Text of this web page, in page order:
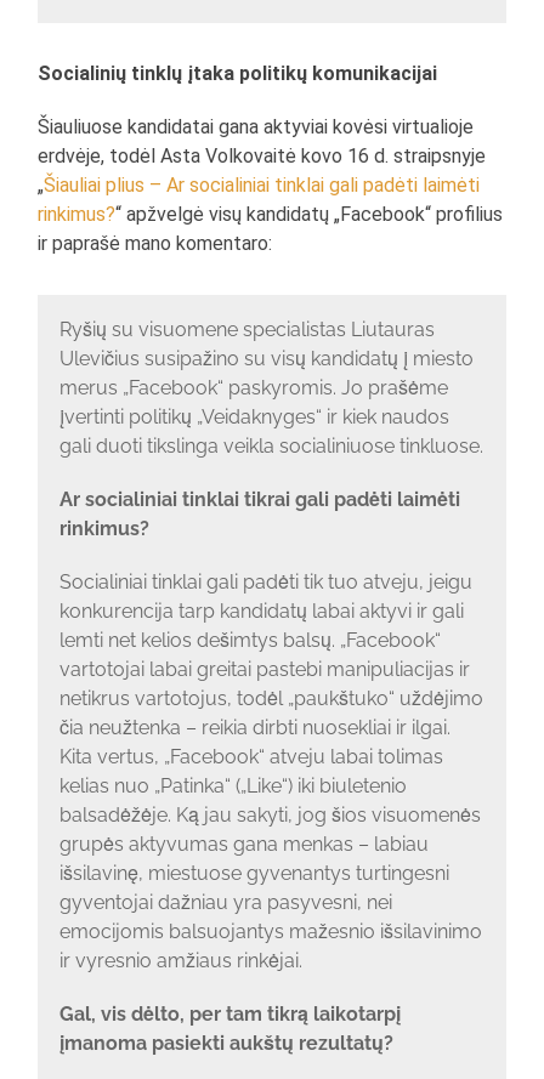
Socialinių tinklų įtaka politikų komunikacijai
Šiauliuose kandidatai gana aktyviai kovėsi virtualioje
erdvėje, todėl Asta Volkovaitė kovo 16 d. straipsnyje
„Šiauliai plius – Ar socialiniai tinklai gali padėti laimėti
rinkimus?“ apžvelgė visų kandidatų „Facebook“ profilius
ir paprašė mano komentaro:
Ryšių su visuomene specialistas Liutauras
Ulevičius susipažino su visų kandidatų į miesto
merus „Facebook“ paskyromis. Jo prašėme
įvertinti politikų „Veidaknyges“ ir kiek naudos
gali duoti tikslinga veikla socialiniuose tinkluose.
Ar socialiniai tinklai tikrai gali padėti laimėti
rinkimus?
Socialiniai tinklai gali padėti tik tuo atveju, jeigu
konkurencija tarp kandidatų labai aktyvi ir gali
lemti net kelios dešimtys balsų. „Facebook“
vartotojai labai greitai pastebi manipuliacijas ir
netikrus vartotojus, todėl „paukštuko“ uždėjimo
čia neužtenka – reikia dirbti nuosekliai ir ilgai.
Kita vertus, „Facebook“ atveju labai tolimas
kelias nuo „Patinka“ („Like“) iki biuletenio
balsadėžėje. Ką jau sakyti, jog šios visuomenės
grupės aktyvumas gana menkas – labiau
išsilavinę, miestuose gyvenantys turtingesni
gyventojai dažniau yra pasyvesni, nei
emocijomis balsuojantys mažesnio išsilavinimo
ir vyresnio amžiaus rinkėjai.
Gal, vis dėlto, per tam tikrą laikotarpį
įmanoma pasiekti aukštų rezultatų?